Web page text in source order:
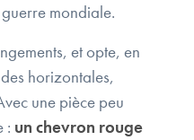
mondiale.
et opte, en
horizontales,
une pièce peu
: un chevron rouge